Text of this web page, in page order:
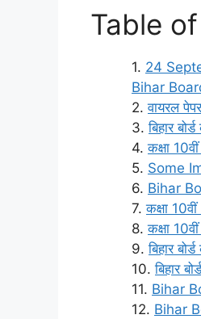
Table
24
Bihar
वायरल
बिहार
कक्षा 10वीं
Some
Bihar
कक्षा 10वीं
कक्षा
बिहार
बिहार
Bihar
Bihar